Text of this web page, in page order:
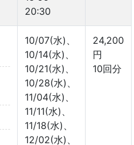
20:30
10/07(水)、
10/14(水)、
10/21(水)、
10/28(水)、
11/04(水)、
11/11(水)、
11/18(水)、
12/02(水)、
24,200
円
10回分